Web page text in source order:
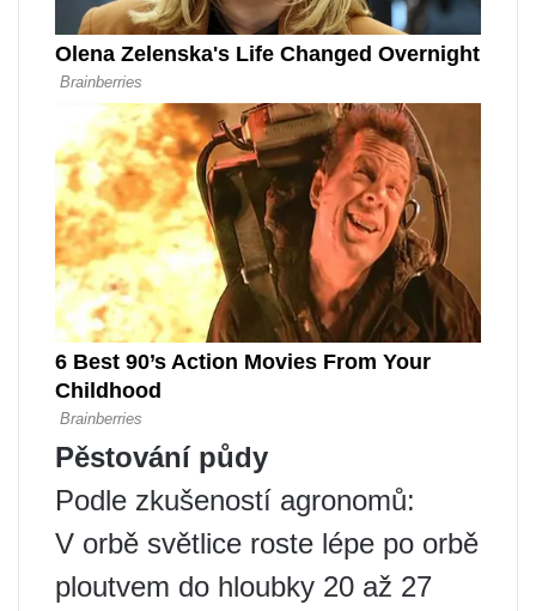
Pěstování půdy
Podle zkušeností agronomů:
V orbě světlice roste lépe po orbě
ploutvem do hloubky 20 až 27